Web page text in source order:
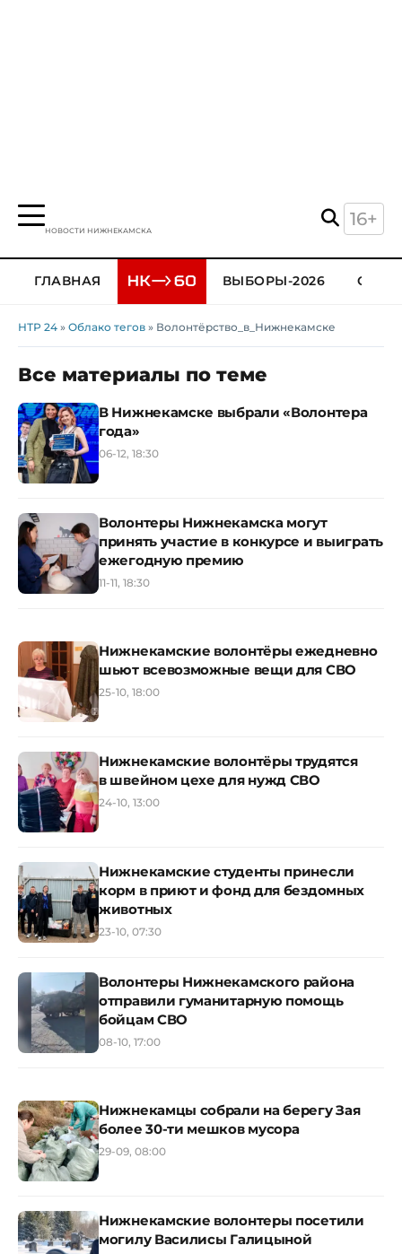
НОВОСТИ НИЖНЕКАМСКА
16+
ГЛАВНАЯ ВЫБОРЫ-2026
НТР 24 » Облако тегов » Волонтёрство_в_Нижнекамске
Все материалы по теме
В Нижнекамске выбрали «Волонтера
года»
06-12, 18:30
Волонтеры Нижнекамска могут
принять участие в конкурсе и выиграть
ежегодную премию
11-11, 18:30
Нижнекамские волонтёры ежедневно
шьют всевозможные вещи для СВО
25-10, 18:00
Нижнекамские волонтёры трудятся
в швейном цехе для нужд СВО
24-10, 13:00
Нижнекамские студенты принесли
корм в приют и фонд для бездомных
животных
23-10, 07:30
Волонтеры Нижнекамского района
отправили гуманитарную помощь
бойцам СВО
08-10, 17:00
Нижнекамцы собрали на берегу Зая
более 30-ти мешков мусора
29-09, 08:00
Нижнекамские волонтеры посетили
могилу Василисы Галицыной